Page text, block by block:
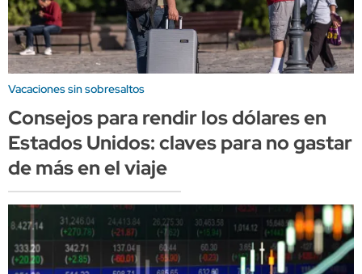
Vacaciones sin sobresaltos
Consejos para rendir los dólares en
Estados Unidos: claves para no gastar
de más en el viaje